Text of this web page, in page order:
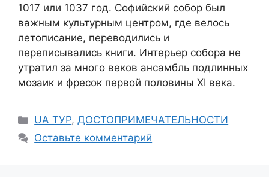
1017 или 1037 год. Софийский собор был
важным культурным центром, где велось
летописание, переводились и
переписывались книги. Интерьер собора не
утратил за много веков ансамбль подлинных
мозаик и фресок первой половины XI века.
Рубрики
UA ТУР,ДОСТОПРИМЕЧАТЕЛЬНОСТИ
Оставьте комментарий